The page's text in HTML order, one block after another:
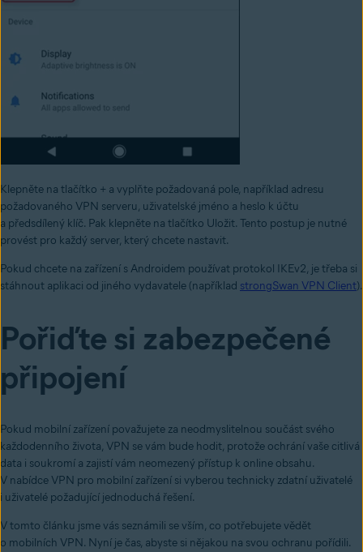
Klepněte na tlačítko + a vyplňte požadovaná pole, například adresu
požadovaného VPN serveru, uživatelské jméno a heslo k účtu
a předsdílený klíč. Pak klepněte na tlačítko Uložit. Tento postup je nutné
provést pro každý server, který chcete nastavit.
Pokud chcete na zařízení s Androidem používat protokol IKEv2, je třeba si
stáhnout aplikaci od jiného vydavatele (například strongSwan VPN Client).
Pořiďte si zabezpečené
připojení
Pokud mobilní zařízení považujete za neodmyslitelnou součást svého
každodenního života, VPN se vám bude hodit, protože ochrání vaše citlivá
data i soukromí a zajistí vám neomezený přístup k online obsahu.
V nabídce VPN pro mobilní zařízení si vyberou technicky zdatní uživatelé
i uživatelé požadující jednoduchá řešení.
V tomto článku jsme vás seznámili se vším, co potřebujete vědět
o mobilních VPN. Nyní je čas, abyste si nějakou na svou ochranu pořídili.